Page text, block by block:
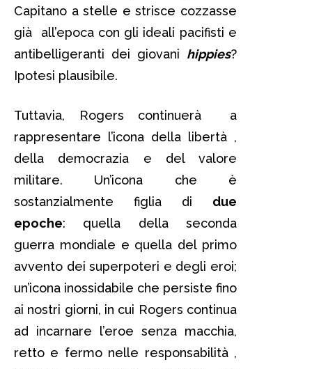
Capitano a stelle e strisce cozzasse
già all’epoca con gli ideali pacifisti e
antibelligeranti dei giovani hippies?
Ipotesi plausibile.
Tuttavia, Rogers continuerà a
rappresentare l’icona della libertà ,
della democrazia e del valore
militare. Un’icona che è
sostanzialmente figlia di due
epoche: quella della seconda
guerra mondiale e quella del primo
avvento dei superpoteri e degli eroi;
un’icona inossidabile che persiste fino
ai nostri giorni, in cui Rogers continua
ad incarnare l’eroe senza macchia,
retto e fermo nelle responsabilità ,